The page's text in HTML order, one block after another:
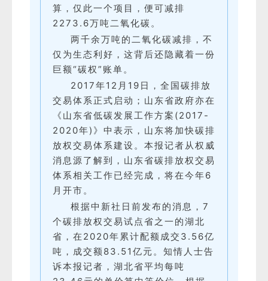
算，仅此一个项目，便可减排
2273.6万吨二氧化碳。
两千余万吨的二氧化碳减排，不
仅为生态利好，这背后还隐藏着一份
巨额“碳权”账单。
2017年12月19日，全国碳排放
交易体系正式启动；山东省政府亦在
《山东省低碳发展工作方案(2017-
2020年)》中表示，山东将加快碳排
放权交易体系建设。本报记者从权威
消息源了解到，山东省碳排放权交易
体系相关工作已经完成，将在今年6
月开市。
根据中新社日前发布的消息，7
个碳排放权交易试点省之一的湖北
省，在2020年累计配额成交3.56亿
吨，成交额83.51亿元。知情人士告
诉本报记者，湖北省平均每吨